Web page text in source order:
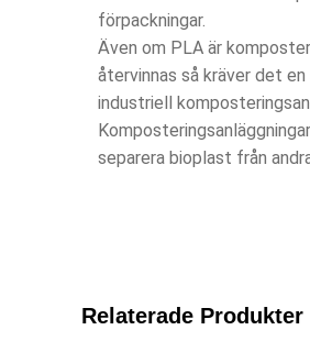
förpackningar.
Även om PLA är
återvinnas så kräver det
industriell
separera bioplast från
Relaterade Produkter